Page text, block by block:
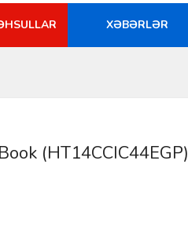
XƏBƏRLƏR
(HT14CCIC44EGP)